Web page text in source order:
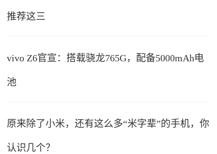
推荐这三
vivo Z6官宣：搭载骁龙765G，配备5000mAh电
池
原来除了小米，还有这么多“米字辈”的手机，你
认识几个？